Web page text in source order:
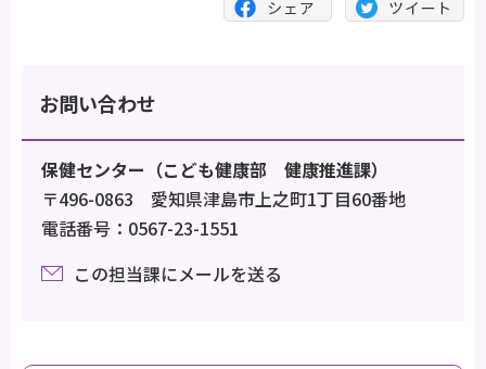
お問い合わせ
保健センター（こども健康部 健康推進課）
〒496-0863 愛知県津島市上之町1丁目60番地
電話番号：0567-23-1551
この担当課にメールを送る